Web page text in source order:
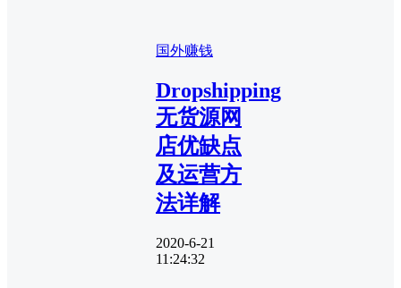
国外赚钱
Dropshipping
无货源网
店优缺点
及运营方
法详解
2020-6-21
11:24:32